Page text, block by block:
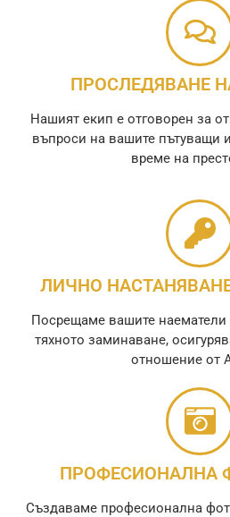
ПРОСЛЕДЯВАНЕ
Нашият екип е отговорен за
въпроси на вашите пътуващи
време на
ЛИЧНО
Посрещаме вашите
тяхното заминаване,
отношение от
ПРОФЕСИОНАЛНА
Създаваме професионална